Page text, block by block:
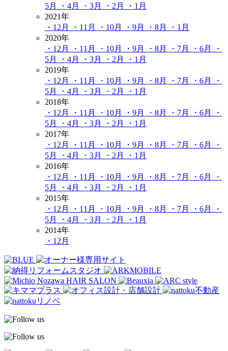
5月
・4月 ・3月 ・2月
・1月
2021年
・12月
・11月 ・10月 ・9月 ・8月
・1月
2020年
・12月
・11月 ・10月 ・9月 ・8月 ・7月 ・6月
・
5月
・4月 ・3月 ・2月
・1月
2019年
・12月
・11月 ・10月 ・9月 ・8月 ・7月 ・6月
・
5月
・4月 ・3月 ・2月
・1月
2018年
・12月
・11月 ・10月 ・9月 ・8月 ・7月 ・6月
・
5月
・4月 ・3月 ・2月
・1月
2017年
・12月
・11月 ・10月 ・9月 ・8月 ・7月 ・6月
・
5月
・4月 ・3月 ・2月
・1月
2016年
・12月
・11月 ・10月 ・9月 ・8月 ・7月 ・6月
・
5月
・4月 ・3月 ・2月
・1月
2015年
・12月
・11月 ・10月 ・9月 ・8月 ・7月 ・6月
・
5月
・4月 ・3月 ・2月
・1月
2014年
・12月